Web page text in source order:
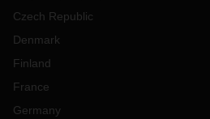
Czech Republic
Denmark
Finland
France
Germany